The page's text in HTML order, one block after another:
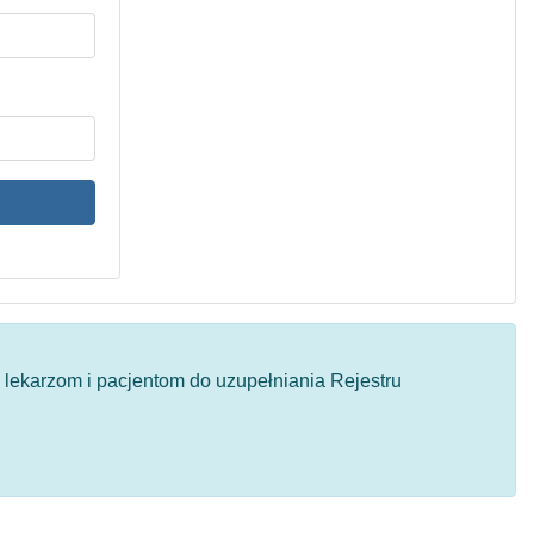
i pacjentom do uzupełniania Rejestru